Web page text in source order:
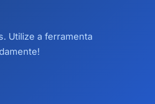
Utilize a ferramenta